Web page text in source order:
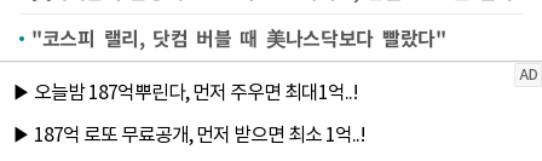
"코스피 랠리, 닷컴 버블 때 美나스닥보다 빨랐다"